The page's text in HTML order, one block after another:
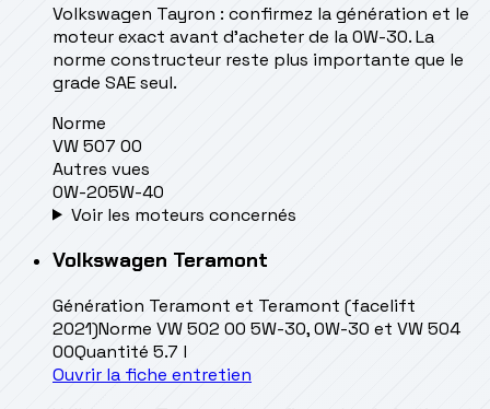
Volkswagen Tayron : confirmez la génération et le
moteur exact avant d’acheter de la 0W-30. La
norme constructeur reste plus importante que le
grade SAE seul.
Norme
VW 507 00
Autres vues
0W-205W-40
Voir les moteurs concernés
Volkswagen Teramont
Génération Teramont et Teramont (facelift
2021)Norme VW 502 00 5W-30, 0W-30 et VW 504
00Quantité 5.7 l
Ouvrir la fiche entretien